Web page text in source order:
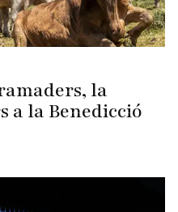
la
a la Benedicció